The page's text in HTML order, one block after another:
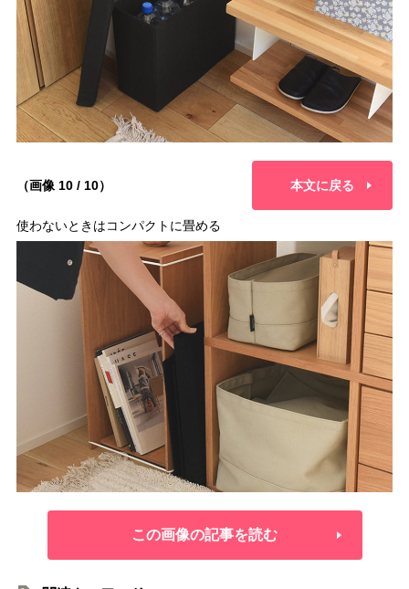
（画像 10 / 10） 本文に戻る
使わないときはコンパクトに畳める
この画像の記事を読む